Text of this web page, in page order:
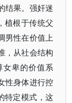
结果。强奸迷
植根于传统父
男性在价值上
，从社会结构
女卑的价值系
性身体进行控
特定模式，这